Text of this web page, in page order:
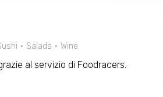
Salads Wine
al servizio di Foodracers.